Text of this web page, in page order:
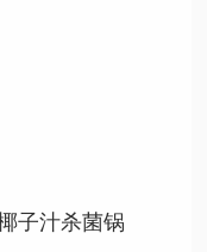
子汁杀菌锅